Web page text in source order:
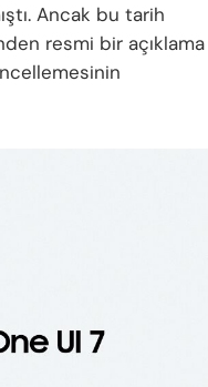
Ancak bu tarih
resmi bir açıklama